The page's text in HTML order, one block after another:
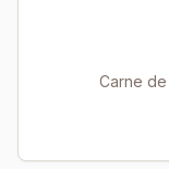
Carne